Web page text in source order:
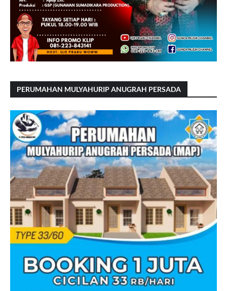
PERUMAHAN MULYAHURIP ANUGRAH PERSADA